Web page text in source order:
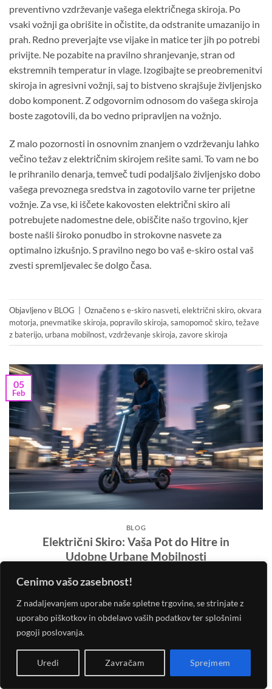
Cenimo vašo zasebnost!
Z nadaljevanjem uporabe naše spletne trgovine, se strinjate z
uporabo piškotkov in obdelavo vaših podatkov ter splošnimi
pogoji poslovanja.
Uredi Zavračam Sprejmem
preventivno vzdrževanje vašega električnega skiroja. Po
vsaki vožnji ga obrišite in očistite, da odstranite umazanijo in
prah. Redno preverjajte vse vijake in matice ter jih po potrebi
privijte. Ne pozabite na pravilno shranjevanje, stran od
ekstremnih temperatur in vlage. Izogibajte se preobremenitvi
skiroja in agresivni vožnji, saj to bistveno skrajšuje življenjsko
dobo komponent. Z odgovornim odnosom do vašega skiroja
boste zagotovili, da bo vedno pripravljen na vožnjo.
Z malo pozornosti in osnovnim znanjem o vzdrževanju lahko
večino težav z električnim skirojem rešite sami. To vam ne bo
le prihranilo denarja, temveč tudi podaljšalo življenjsko dobo
vašega prevoznega sredstva in zagotovilo varne ter prijetne
vožnje. Za vse, ki iščete kakovosten električni skiro ali
potrebujete nadomestne dele, obiščite našo trgovino , kjer
boste našli široko ponudbo in strokovne nasvete za
optimalno izkušnjo. S pravilno nego bo vaš e-skiro ostal vaš
zvesti spremljevalec še dolgo časa.
Objavljeno v BLOG Označeno s e-skiro nasveti, električni skiro, okvara
motorja, pnevmatike skiroja, popravilo skiroja, samopomoč skiro, težave
z baterijo, urbana mobilnost, vzdrževanje skiroja, zavore skiroja
05
Feb
BLOG
Električni Skiro: Vaša Pot do Hitre in
Udobne Urbane Mobilnosti
Iščete učinkovit, zabaven in okolju prijazen način prevoza po
mestu? Sodobni električni skiroji so postali nepogrešljiv del
praktičnosti in udobja. Pozabite na prometne zastoje in
dolgotrajno iskanje parkirišča – z zmogljivim električnim